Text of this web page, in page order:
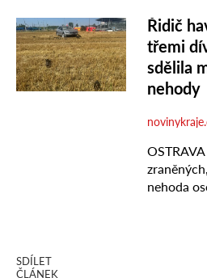
SDÍLET
ČLÁNEK